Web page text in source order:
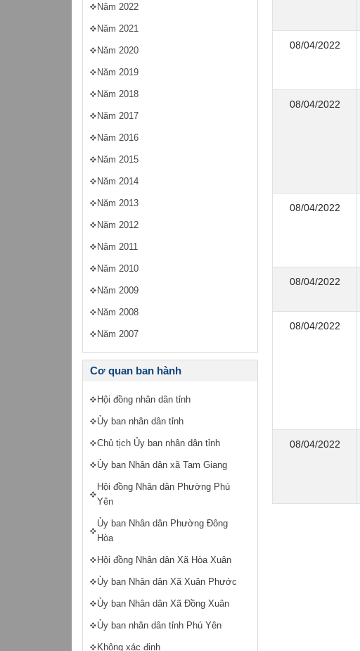
Năm 2022
Năm 2021
Năm 2020
Năm 2019
Năm 2018
Năm 2017
Năm 2016
Năm 2015
Năm 2014
Năm 2013
Năm 2012
Năm 2011
Năm 2010
Năm 2009
Năm 2008
Năm 2007
Cơ quan ban hành
Hội đồng nhân dân tỉnh
Ủy ban nhân dân tỉnh
Chủ tịch Ủy ban nhân dân tỉnh
Ủy ban Nhân dân xã Tam Giang
Hội đồng Nhân dân Phường Phú
Yên
Ủy ban Nhân dân Phường Đông
Hòa
Hội đồng Nhân dân Xã Hòa Xuân
Ủy ban Nhân dân Xã Xuân Phước
Ủy ban Nhân dân Xã Đồng Xuân
Ủy ban nhân dân tỉnh Phú Yên
Không xác định
08/04/2022
08/04/2022
08/04/2022
08/04/2022
08/04/2022
08/04/2022